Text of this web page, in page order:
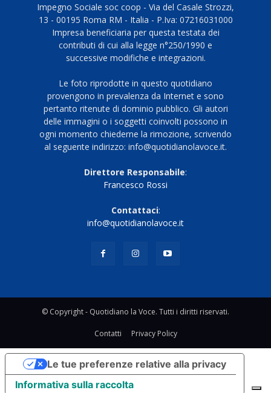
Impegno Sociale soc coop - Via del Casale Strozzi,
13 - 00195 Roma RM - Italia - P.Iva: 07216031000
Impresa beneficiaria per questa testata dei
contributi di cui alla legge n°250/1990 e
successive modifiche e integrazioni.
Le foto riprodotte in questo quotidiano
provengono in prevalenza da Internet e sono
pertanto ritenute di dominio pubblico. Gli autori
delle immagini o i soggetti coinvolti possono in
ogni momento chiederne la rimozione, scrivendo
al seguente indirizzo: info@quotidianolavoce.it.
Direttore Responsabile:
Francesco Rossi
Contattaci:
info@quotidianolavoce.it
© Copyright - Quotidiano la Voce. Tutti i diritti riservati.
Contatti Privacy Policy
Informativa sulla raccolta
Le tue preferenze relative alla privacy